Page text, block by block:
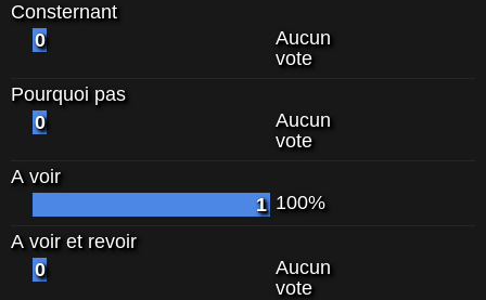
Consternant
0
Aucun
vote
Pourquoi pas
0
Aucun
vote
A voir
1 100%
A voir et revoir
0
Aucun
vote